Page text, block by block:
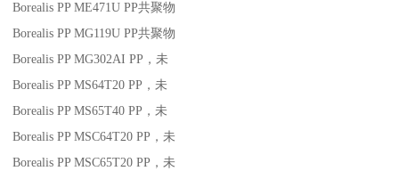
Borealis PP ME471U PP共聚物
Borealis PP MG119U PP共聚物
Borealis PP MG302AI PP ，未
Borealis PP MS64T20 PP ，未
Borealis PP MS65T40 PP ，未
Borealis PP MSC64T20 PP ，未
Borealis PP MSC65T20 PP ，未